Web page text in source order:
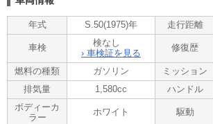
ご覧頂きありがとうございます。
■この車への「お問合せ」・「無料見積り依頼
お気軽にどうぞ!
■この車両以外にも「車選びドットコム」にお
しております。
他の在庫車種、お店へのアクセスは【販売店情
ださい。
問合わせ・来店の際には「中古車情報サイト(
年式 S.50(1975)年 走行距離
車検
検なし
› 車検証を見る
修復歴
燃料の種類 ガソリン ミッション
排気量
1,580cc ハンドル
ボディーカ
ラー
ホワイト 駆動